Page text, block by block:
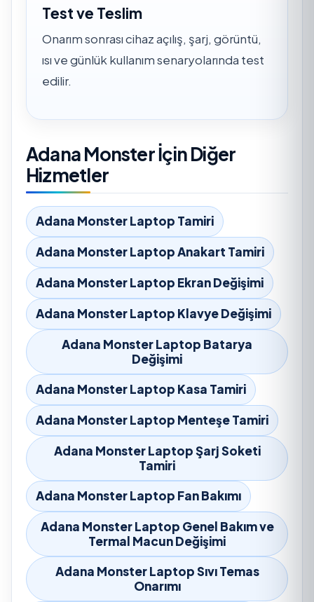
Test ve Teslim
Onarım sonrası cihaz açılış, şarj, görüntü,
ısı ve günlük kullanım senaryolarında test
edilir.
Adana Monster İçin Diğer
Hizmetler
Adana Monster Laptop Tamiri
Adana Monster Laptop Anakart Tamiri
Adana Monster Laptop Ekran Değişimi
Adana Monster Laptop Klavye Değişimi
Adana Monster Laptop Batarya
Değişimi
Adana Monster Laptop Kasa Tamiri
Adana Monster Laptop Menteşe Tamiri
Adana Monster Laptop Şarj Soketi
Tamiri
Adana Monster Laptop Fan Bakımı
Adana Monster Laptop Genel Bakım ve
Termal Macun Değişimi
Adana Monster Laptop Sıvı Temas
Onarımı